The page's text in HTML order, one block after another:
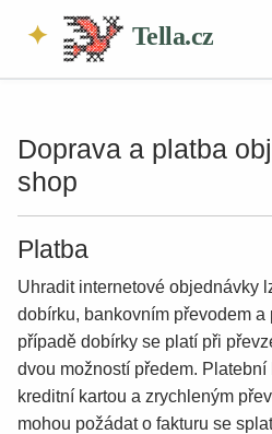
Tella.cz
Doprava a platba
shop
Platba
Uhradit internetové objednávky
dobírku, bankovním převodem
případě dobírky se platí při
dvou možností předem.
kreditní kartou a zrychleným
mohou požádat o fakturu se